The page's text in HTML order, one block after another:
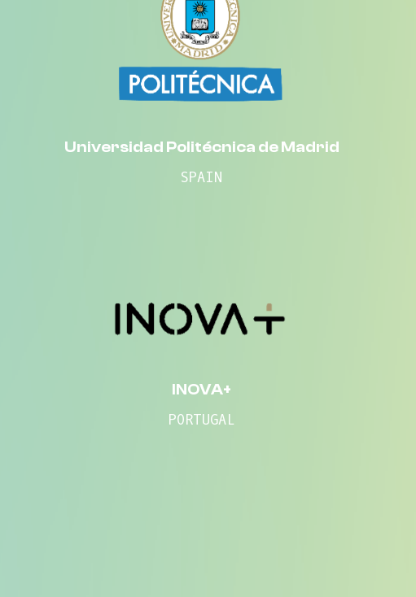
Universidad Politécnica de Madrid
SPAIN
INOVA+
PORTUGAL